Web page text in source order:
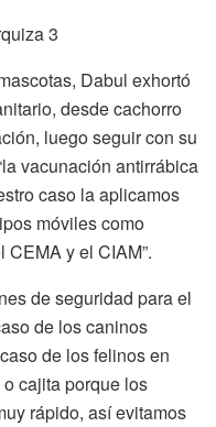
Dabul exhortó
desde cachorro
luego seguir con su
vacunación antirrábica
caso la aplicamos
móviles como
y el CIAM”.
de seguridad para el
de los caninos
de los felinos en
cajita porque los
rápido, así evitamos